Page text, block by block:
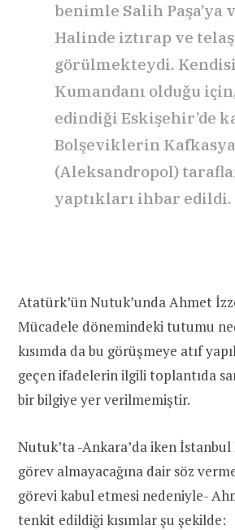
benimle Salih Paşa’ya
Halinde iztırap ve
görülmekteydi. Kendisi
Kumandanı olduğu
edindiği Eskişehir’de
Bolşeviklerin
(Aleksandropol)
yaptıkları ihbar edildi.
Atatürk’ün Nutuk’unda Ahmet
Mücadele dönemindeki tutumu
kısımda da bu görüşmeye atıf
geçen ifadelerin ilgili toplantıda
bir bilgiye yer verilmemiştir.
Nutuk’ta -Ankara’da iken
görev almayacağına dair söz
görevi kabul etmesi nedeniyle-
tenkit edildiği kısımlar şu şekilde: